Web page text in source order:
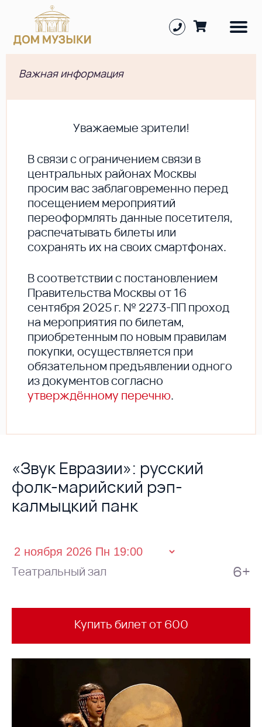
Важная информация
Уважаемые зрители!
В cвязи с ограничением связи в
центральных районах Москвы
просим вас заблаговременно перед
посещением мероприятий
переоформлять данные посетителя,
распечатывать билеты или
сохранять их на своих смартфонах.
В соответствии с постановлением
Правительства Москвы от 16
сентября 2025 г. № 2273-ПП проход
на мероприятия по билетам,
приобретенным по новым правилам
покупки, осуществляется при
обязательном предъявлении одного
из документов согласно
утверждённому перечню.
«Звук Евразии»: русский
фолк-марийский рэп-
калмыцкий панк
Театральный зал 6+
Купить билет от 600